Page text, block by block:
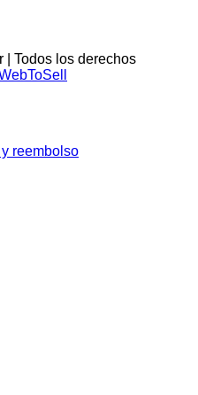
Todos los derechos
reembolso